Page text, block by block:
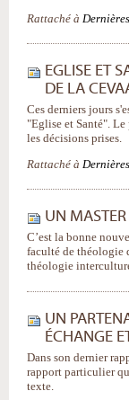
Rattaché à
EGLISE ET
DE LA
Ces derniers jours
"Eglise et Santé".
les décisions prises.
Rattaché à
UN
C’est la bonne
faculté de théologie
théologie
UN
ÉCHANGE
Dans son dernier
rapport particulier
texte.